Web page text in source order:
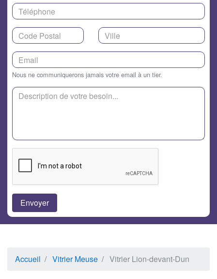
Nous ne communiquerons jamais votre email à un tier.
Accueil Vitrier Meuse Vitrier Lion-devant-Dun